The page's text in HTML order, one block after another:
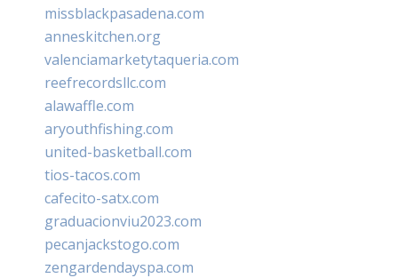
missblackpasadena.com
anneskitchen.org
valenciamarketytaqueria.com
reefrecordsllc.com
alawaffle.com
aryouthfishing.com
united-basketball.com
tios-tacos.com
cafecito-satx.com
graduacionviu2023.com
pecanjackstogo.com
zengardendayspa.com